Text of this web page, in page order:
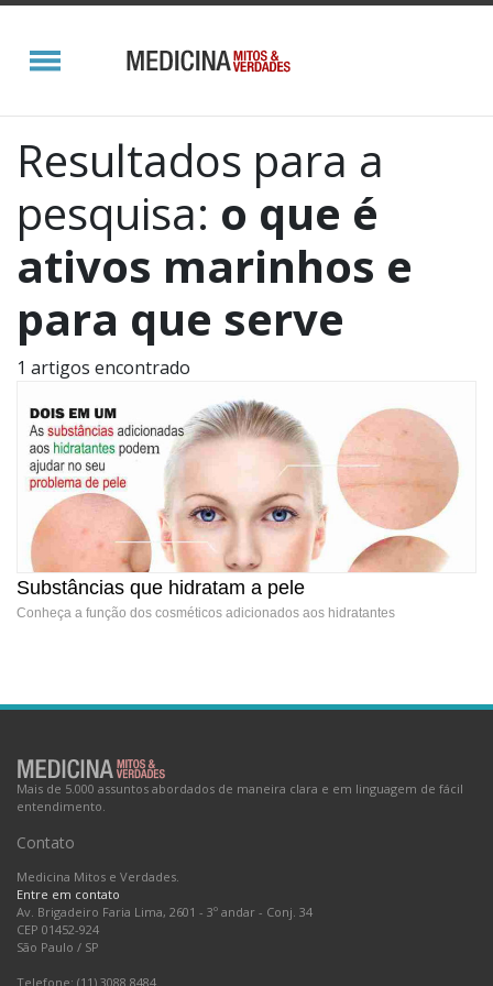
Resultados para a
pesquisa: o que é
ativos marinhos e
para que serve
1 artigos encontrado
Substâncias que hidratam a pele
Conheça a função dos cosméticos adicionados aos hidratantes
Mais de 5.000 assuntos abordados de maneira clara e em linguagem de fácil
entendimento.
Contato
Medicina Mitos e Verdades.
Entre em contato
Av. Brigadeiro Faria Lima, 2601 - 3º andar - Conj. 34
CEP 01452-924
São Paulo / SP
Telefone: (11) 3088.8484